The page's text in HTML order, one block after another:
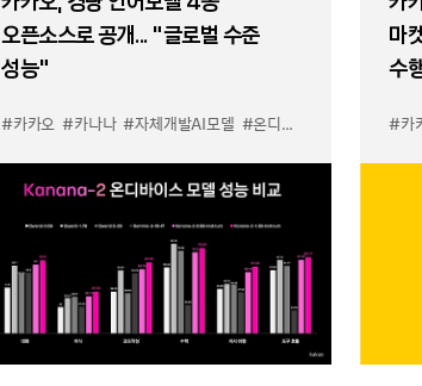
오픈소스로 공개... “글로벌 수준
성능”
#카카오 #카나나 #자체개발AI모델 #온디바이스
마
수
#카